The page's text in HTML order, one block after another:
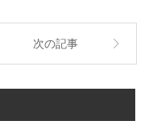
次の記事